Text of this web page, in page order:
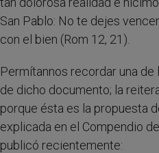
San Pablo: No te dejes
con el bien (Rom 12, 21).
Permítannos recordar una
de dicho documento; la
porque ésta es la propuesta
explicada en el Compendio
publicó recientemente: